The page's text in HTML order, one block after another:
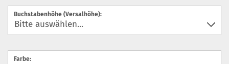
Buchstabenhöhe (Versalhöhe):
Farbe: